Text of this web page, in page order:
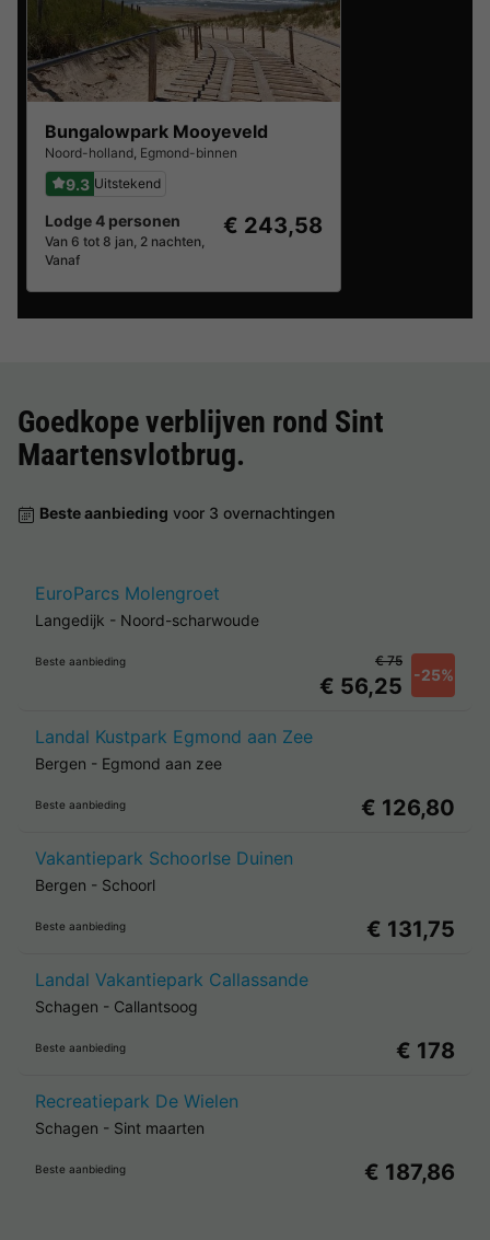
Bungalowpark Mooyeveld
Noord-holland, Egmond-binnen
9.3 Uitstekend
Lodge 4 personen
Van 6 tot 8 jan, 2 nachten,
Vanaf
€ 243,58
Goedkope verblijven rond Sint
Maartensvlotbrug.
Beste aanbieding voor 3 overnachtingen
EuroParcs Molengroet
Langedijk - Noord-scharwoude
Beste aanbieding
€ 56,25 -25%
€ 75
Landal Kustpark Egmond aan Zee
Bergen - Egmond aan zee
Beste aanbieding € 126,80
Vakantiepark Schoorlse Duinen
Bergen - Schoorl
Beste aanbieding € 131,75
Landal Vakantiepark Callassande
Schagen - Callantsoog
Beste aanbieding € 178
Recreatiepark De Wielen
Schagen - Sint maarten
Beste aanbieding € 187,86